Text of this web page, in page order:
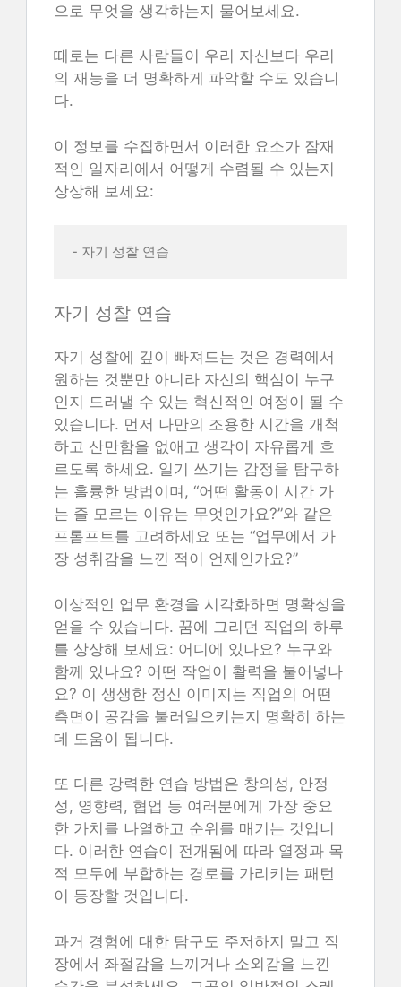
으로 무엇을 생각하는지 물어보세요.
때로는 다른 사람들이 우리 자신보다 우리
의 재능을 더 명확하게 파악할 수도 있습니
다.
이 정보를 수집하면서 이러한 요소가 잠재
적인 일자리에서 어떻게 수렴될 수 있는지
상상해 보세요:
- 자기 성찰 연습
자기 성찰 연습
자기 성찰에 깊이 빠져드는 것은 경력에서
원하는 것뿐만 아니라 자신의 핵심이 누구
인지 드러낼 수 있는 혁신적인 여정이 될 수
있습니다. 먼저 나만의 조용한 시간을 개척
하고 산만함을 없애고 생각이 자유롭게 흐
르도록 하세요. 일기 쓰기는 감정을 탐구하
는 훌륭한 방법이며, “어떤 활동이 시간 가
는 줄 모르는 이유는 무엇인가요?”와 같은
프롬프트를 고려하세요 또는 “업무에서 가
장 성취감을 느낀 적이 언제인가요?”
이상적인 업무 환경을 시각화하면 명확성을
얻을 수 있습니다. 꿈에 그리던 직업의 하루
를 상상해 보세요: 어디에 있나요? 누구와
함께 있나요? 어떤 작업이 활력을 불어넣나
요? 이 생생한 정신 이미지는 직업의 어떤
측면이 공감을 불러일으키는지 명확히 하는
데 도움이 됩니다.
또 다른 강력한 연습 방법은 창의성, 안정
성, 영향력, 협업 등 여러분에게 가장 중요
한 가치를 나열하고 순위를 매기는 것입니
다. 이러한 연습이 전개됨에 따라 열정과 목
적 모두에 부합하는 경로를 가리키는 패턴
이 등장할 것입니다.
과거 경험에 대한 탐구도 주저하지 말고 직
장에서 좌절감을 느끼거나 소외감을 느낀